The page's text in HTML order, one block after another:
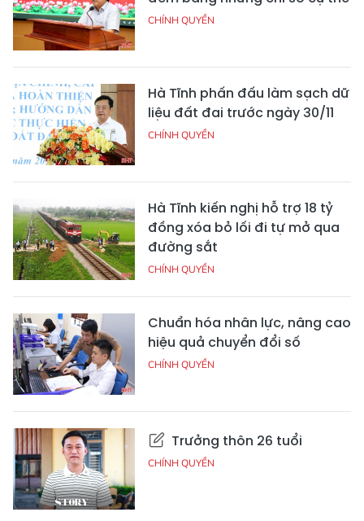
CHÍNH QUYỀN
Hà Tĩnh phấn đấu làm sạch dữ
liệu đất đai trước ngày 30/11
CHÍNH QUYỀN
Hà Tĩnh kiến nghị hỗ trợ 18 tỷ
đồng xóa bỏ lối đi tự mở qua
đường sắt
CHÍNH QUYỀN
Chuẩn hóa nhân lực, nâng cao
hiệu quả chuyển đổi số
CHÍNH QUYỀN
Trưởng thôn 26 tuổi
CHÍNH QUYỀN